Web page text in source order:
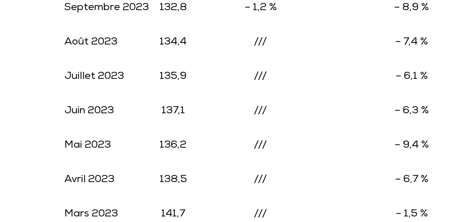
Septembre 2023 132,8 – 1,2 % – 8,9 %
Août 2023 134,4 /// – 7,4 %
Juillet 2023 135,9 /// – 6,1 %
Juin 2023 137,1 /// – 6,3 %
Mai 2023 136,2 /// – 9,4 %
Avril 2023 138,5 /// – 6,7 %
Mars 2023 141,7 /// – 1,5 %